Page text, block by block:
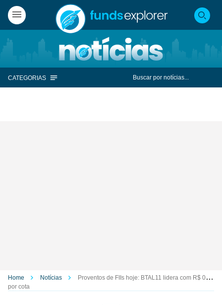
CATEGORIAS
Home Notícias
Proventos de FIIs hoje: BTAL11 lidera com R$ 0,95
por cota